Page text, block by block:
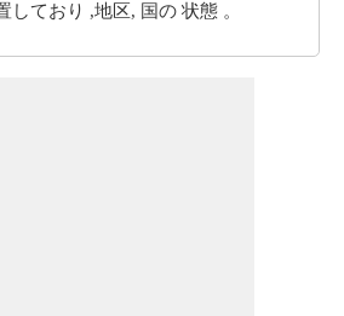
しており ,地区, 国の 状態 。